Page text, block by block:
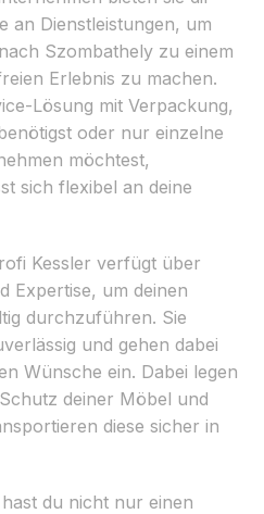
an Dienstleistungen, um
Szombathely zu einem
Erlebnis zu machen.
Lösung mit Verpackung,
oder nur einzelne
möchtest,
sich flexibel an deine
Kessler verfügt über
Expertise, um deinen
durchzuführen. Sie
und gehen dabei
Wünsche ein. Dabei legen
deiner Möbel und
diese sicher in
du nicht nur einen